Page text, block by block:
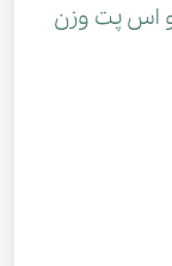
اس پت وزن